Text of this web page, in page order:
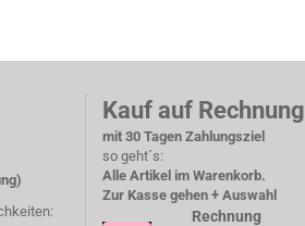
Kauf auf Rechnung
mit 30 Tagen Zahlungsziel
so geht´s:
Alle Artikel im Warenkorb.
Zur Kasse gehen + Auswahl
Rechnung